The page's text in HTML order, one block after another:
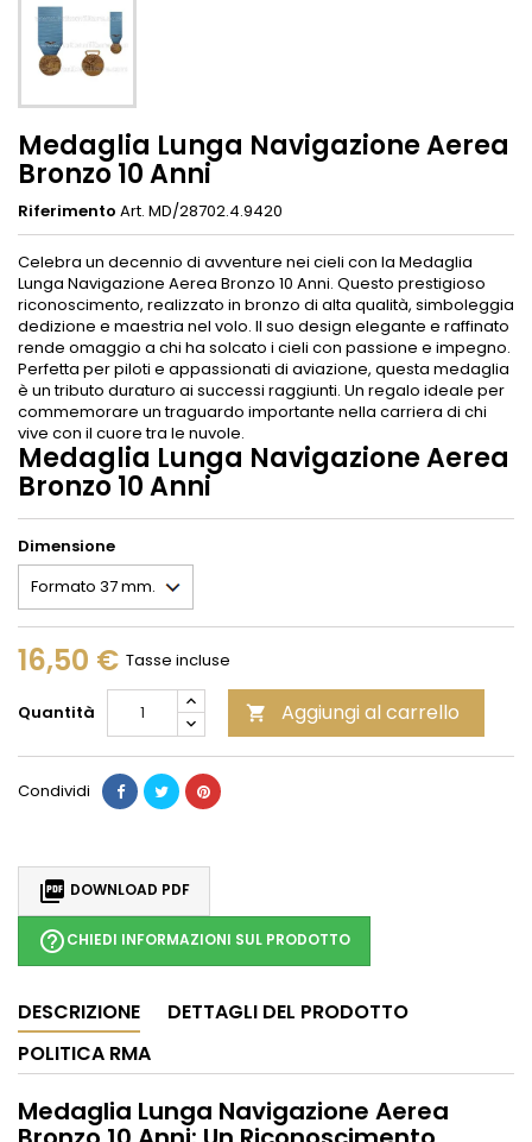
Medaglia Lunga Navigazione Aerea
Bronzo 10 Anni
Riferimento Art. MD/28702.4.9420
Celebra un decennio di avventure nei cieli con la Medaglia
Lunga Navigazione Aerea Bronzo 10 Anni. Questo prestigioso
riconoscimento, realizzato in bronzo di alta qualità, simboleggia
dedizione e maestria nel volo. Il suo design elegante e raffinato
rende omaggio a chi ha solcato i cieli con passione e impegno.
Perfetta per piloti e appassionati di aviazione, questa medaglia
è un tributo duraturo ai successi raggiunti. Un regalo ideale per
commemorare un traguardo importante nella carriera di chi
vive con il cuore tra le nuvole.
Medaglia Lunga Navigazione Aerea
Bronzo 10 Anni
Dimensione
16,50 € Tasse incluse
Quantità  Aggiungi al carrello
Condividi
 DOWNLOAD PDF
help_outlineCHIEDI INFORMAZIONI SUL PRODOTTO
DESCRIZIONE
DETTAGLI DEL PRODOTTO
POLITICA RMA
Medaglia Lunga Navigazione Aerea